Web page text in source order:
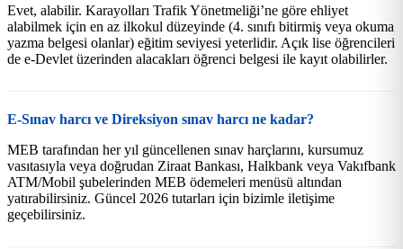
Evet, alabilir. Karayolları Trafik Yönetmeliği’ne göre ehliyet
alabilmek için en az ilkokul düzeyinde (4. sınıfı bitirmiş veya okuma
yazma belgesi olanlar) eğitim seviyesi yeterlidir. Açık lise öğrencileri
de e-Devlet üzerinden alacakları öğrenci belgesi ile kayıt olabilirler.
E-Sınav harcı ve Direksiyon sınav harcı ne kadar?
MEB tarafından her yıl güncellenen sınav harçlarını, kursumuz
vasıtasıyla veya doğrudan Ziraat Bankası, Halkbank veya Vakıfbank
ATM/Mobil şubelerinden MEB ödemeleri menüsü altından
yatırabilirsiniz. Güncel 2026 tutarları için bizimle iletişime
geçebilirsiniz.